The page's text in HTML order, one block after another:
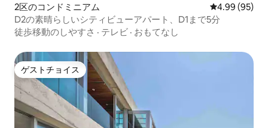
2区のコンドミニアム レビュー95
4.99 (95)
D2の素晴らしいシティビューアパート、D1まで5分
徒歩移動のしやすさ · テレビ · おもてなし
ゲストチョイス
ゲストチョイス